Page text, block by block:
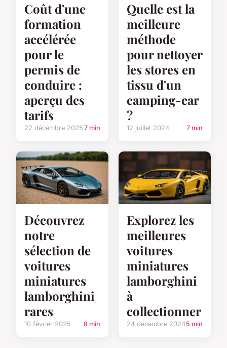
Coût d'une
formation
accélérée
pour le
permis de
conduire :
aperçu des
tarifs
22 décembre 2025 7 min
Quelle est la
meilleure
méthode
pour nettoyer
les stores en
tissu d'un
camping-car
?
12 juillet 2024 7 min
Découvrez
notre
sélection de
voitures
miniatures
lamborghini
rares
10 février 2025 8 min
Explorez les
meilleures
voitures
miniatures
lamborghini
à
collectionner
24 décembre 20245 min